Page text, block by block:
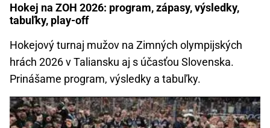
Hokej na ZOH 2026: program, zápasy, výsledky,
tabuľky, play-off
Hokejový turnaj mužov na Zimných olympijských
hrách 2026 v Taliansku aj s účasťou Slovenska.
Prinášame program, výsledky a tabuľky.